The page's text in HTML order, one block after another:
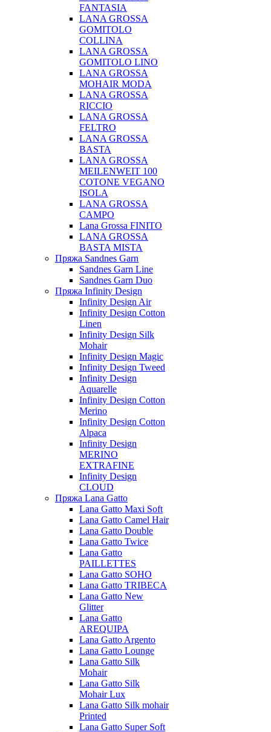
FANTASIA
LANA GROSSA
GOMITOLO
COLLINA
LANA GROSSA
GOMITOLO LINO
LANA GROSSA
MOHAIR MODA
LANA GROSSA
RICCIO
LANA GROSSA
FELTRO
LANA GROSSA
BASTA
LANA GROSSA
MEILENWEIT 100
COTONE VEGANO
ISOLA
LANA GROSSA
CAMPO
Lana Grossa FINITO
LANA GROSSA
BASTA MISTA
Пряжа Sandnes Garn
Sandnes Garn Line
Sandnes Garn Duo
Пряжа Infinity Design
Infinity Design Air
Infinity Design Cotton
Linen
Infinity Design Silk
Mohair
Infinity Design Magic
Infinity Design Tweed
Infinity Design
Aquarelle
Infinity Design Cotton
Merino
Infinity Design Cotton
Alpaca
Infinity Design
MERINO
EXTRAFINE
Infinity Design
CLOUD
Пряжа Lana Gatto
Lana Gatto Maxi Soft
Lana Gatto Camel Hair
Lana Gatto Double
Lana Gatto Twice
Lana Gatto
PAILLETTES
Lana Gatto SOHO
Lana Gatto TRIBECA
Lana Gatto New
Glitter
Lana Gatto
AREQUIPA
Lana Gatto Argento
Lana Gatto Lounge
Lana Gatto Silk
Mohair
Lana Gatto Silk
Mohair Lux
Lana Gatto Silk mohair
Printed
Lana Gatto Super Soft